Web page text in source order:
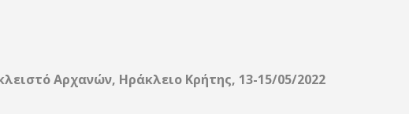
Αρχανών, Ηράκλειο Κρήτης, 13-15/05/2022